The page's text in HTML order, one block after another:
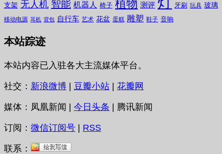
支架 无人机 智能 机器人 椅子 植物 测评 牙刷 玩具 玻璃
移动电源 耳机 背包 自行车 艺术 花盆 蛋糕 雕塑 鞋子 音响
本站踪迹
本站内容已入驻各大主流媒体平台。
社交： 新浪微博 | 豆瓣小站 | 花瓣网
媒体：凤凰新闻 | 今日头条 | 腾讯新闻
订阅： 微信订阅号 | RSS
联系：